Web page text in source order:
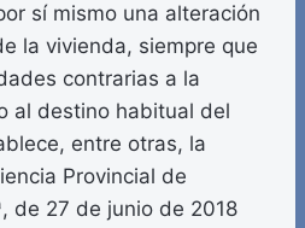
sí mismo una alteración
la vivienda, siempre que
contrarias a la
al destino habitual del
entre otras, la
Provincial de
de 27 de junio de 2018